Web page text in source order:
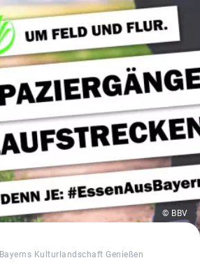
© BBV
Bayerns Kulturlandschaft Genießen